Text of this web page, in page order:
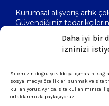
Daha iyi bir
izninizi
Sitemizin doğru şekilde çalışmasını
sosyal medya özellikleri sunmak ve site
kullanıyoruz. Ayrıca, site kullanımınıza
ortaklarımızla paylaşıyoruz.
Kurumsal alışveriş artık
Güvendiğiniz